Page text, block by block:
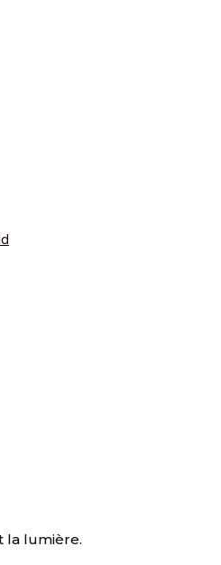
la lumière.